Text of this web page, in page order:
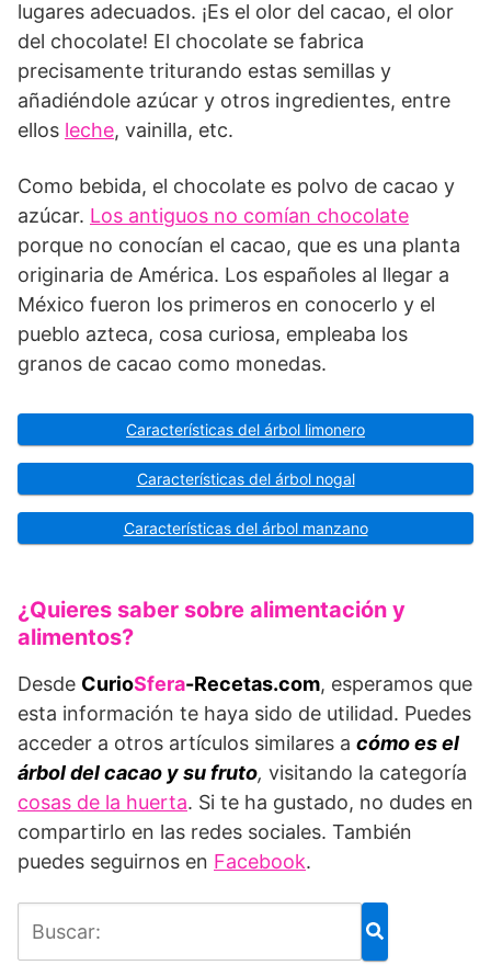
lugares ade­cuados. ¡Es el olor del cacao, el olor
del chocolate! El chocolate se fabrica
precisamente triturando estas semillas y
añadiéndole azúcar y otros ingredientes, entre
ellos leche, vai­nilla, etc.
Como bebida, el chocolate es polvo de ca­cao y
azúcar. Los antiguos no comían cho­colate
porque no conocían el cacao, que es una planta
originaria de América. Los españoles al llegar a
México fueron los primeros en conocerlo y el
pueblo azteca, cosa curiosa, empleaba los
granos de cacao como monedas.
Características del árbol limonero
Características del árbol nogal
Características del árbol manzano
¿Quieres saber sobre alimentación y
alimentos?
Desde CurioSfera-Recetas.com, esperamos que
esta información te haya sido de utilidad. Puedes
acceder a otros artículos similares a cómo es el
árbol del cacao y su fruto, visitando la categoría
cosas de la huerta. Si te ha gustado, no dudes en
compartirlo en las redes sociales. También
puedes seguirnos en Facebook.